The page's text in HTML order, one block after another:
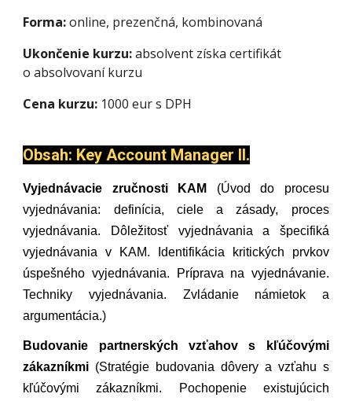
Forma:online, prezenčná, kombinovaná
Ukončenie kurzu:absolvent získa certifikát
o absolvovaní kurzu
Cena kurzu: 1000 eur s DPH
Obsah: Key Account Manager II.
Vyjednávacie zručnosti KAM
(Úvod do procesu
vyjednávania: definícia, ciele a zásady, proces
vyjednávania. Dôležitosť vyjednávania a špecifiká
vyjednávania v KAM. Identifikácia kritických prvkov
úspešného vyjednávania. Príprava na vyjednávanie.
Techniky vyjednávania. Zvládanie námietok a
argumentácia.)
Budovanie partnerských vzťahov s kľúčovými
zákazníkmi (Stratégie budovania dôvery a vzťahu s
kľúčovými zákazníkmi. Pochopenie existujúcich